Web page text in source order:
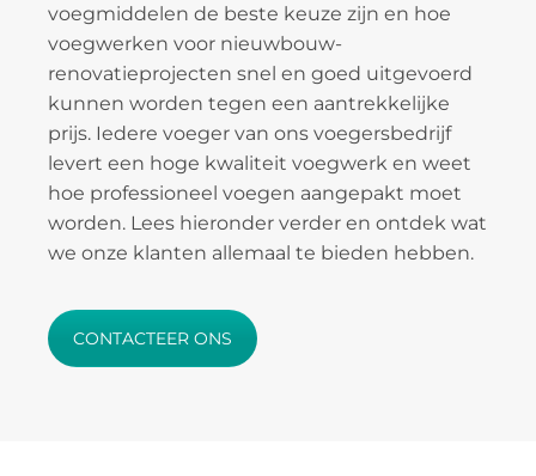
voegmiddelen de beste keuze zijn en hoe
voegwerken voor nieuwbouw-
renovatieprojecten snel en goed uitgevoerd
kunnen worden tegen een aantrekkelijke
prijs. Iedere voeger van ons voegersbedrijf
levert een hoge kwaliteit voegwerk en weet
hoe professioneel voegen aangepakt moet
worden. Lees hieronder verder en ontdek wat
we onze klanten allemaal te bieden hebben.
CONTACTEER ONS